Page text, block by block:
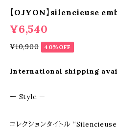
【OJYON】silencieuse
¥6,540
¥10,900 40%OFF
International shipping
ー Style —
コレクションタイトル